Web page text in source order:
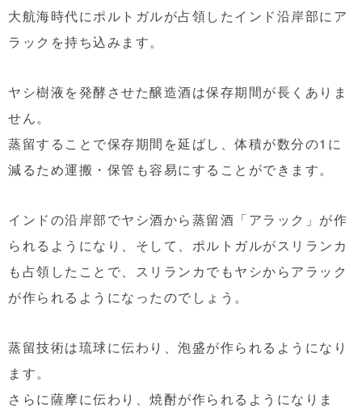
大航海時代にポルトガルが占領したインド沿岸部にア
ラックを持ち込みます。
ヤシ樹液を発酵させた醸造酒は保存期間が長くありま
せん。
蒸留することで保存期間を延ばし、体積が数分の1に
減るため運搬・保管も容易にすることができます。
インドの沿岸部でヤシ酒から蒸留酒「アラック」が作
られるようになり、そして、ポルトガルがスリランカ
も占領したことで、スリランカでもヤシからアラック
が作られるようになったのでしょう。
蒸留技術は琉球に伝わり、泡盛が作られるようになり
ます。
さらに薩摩に伝わり、焼酎が作られるようになりま